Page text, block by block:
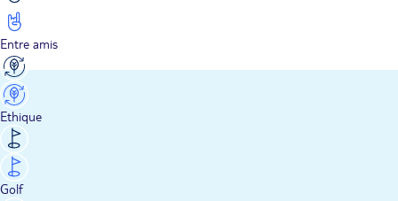
Entre amis
Ethique
Golf